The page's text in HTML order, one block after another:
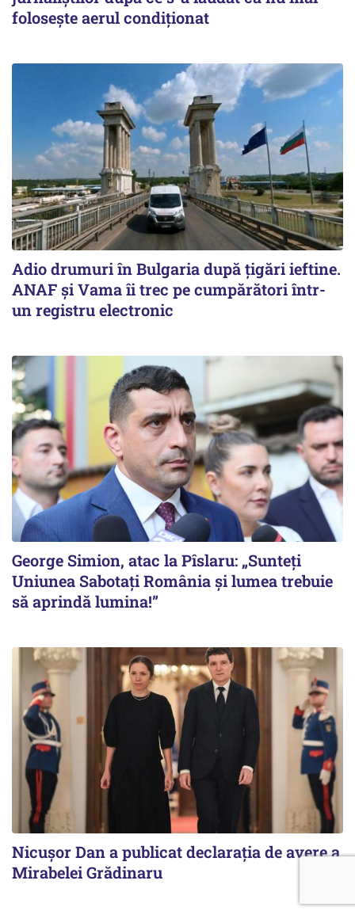
folosește aerul condiționat
Adio drumuri în Bulgaria după țigări ieftine.
ANAF și Vama îi trec pe cumpărători într-
un registru electronic
George Simion, atac la Pîslaru: „Sunteți
Uniunea Sabotați România și lumea trebuie
să aprindă lumina!”
Nicuşor Dan a publicat declaraţia de avere a
Mirabelei Grădinaru